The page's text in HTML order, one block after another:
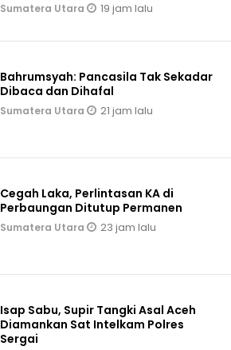
Sumatera Utara 19 jam lalu
Bahrumsyah: Pancasila Tak Sekadar
Dibaca dan Dihafal
Sumatera Utara 21 jam lalu
Cegah Laka, Perlintasan KA di
Perbaungan Ditutup Permanen
Sumatera Utara 23 jam lalu
Isap Sabu, Supir Tangki Asal Aceh
Diamankan Sat Intelkam Polres
Sergai